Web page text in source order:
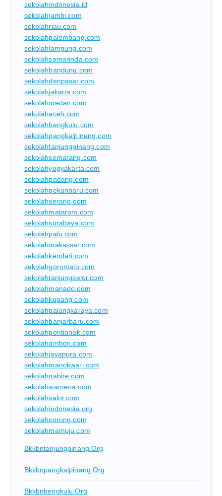
sekolahindonesia.id
sekolahjambi.com
sekolahriau.com
sekolahpalembang.com
sekolahlampung.com
sekolahsamarinda.com
sekolahbandung.com
sekolahdenpasar.com
sekolahjakarta.com
sekolahmedan.com
sekolahaceh.com
sekolahbengkulu.com
sekolahpangkalpinang.com
sekolahtanjungpinang.com
sekolahsemarang.com
sekolahyogyakarta.com
sekolahpadang.com
sekolahpekanbaru.com
sekolahserang.com
sekolahmataram.com
sekolahsurabaya.com
sekolahpalu.com
sekolahmakassar.com
sekolahkendari.com
sekolahgorontalo.com
sekolahtanjungselor.com
sekolahmanado.com
sekolahkupang.com
sekolahpalangkaraya.com
sekolahbanjarbaru.com
sekolahpontianak.com
sekolahambon.com
sekolahjayapura.com
sekolahmanokwari.com
sekolahnabire.com
sekolahwamena.com
sekolahsalor.com
sekolahindonesia.org
sekolahsorong.com
sekolahmamuju.com
Bkkbntanjungpinang.org
Bkkbnpangkalpinang.org
Bkkbnbengkulu.org